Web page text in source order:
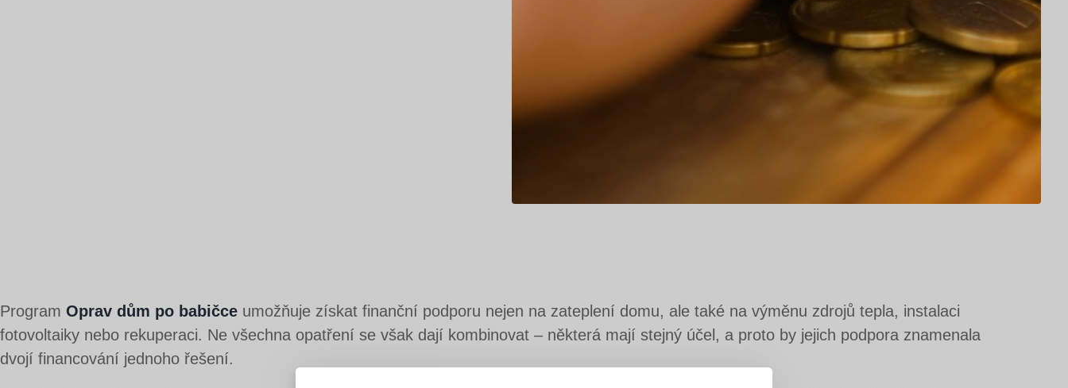
Program Oprav dům po babičce umožňuje získat finanční podporu nejen na zateplení domu, ale také na výměnu zdrojů tepla, instalaci
fotovoltaiky nebo rekuperaci. Ne všechna opatření se však dají kombinovat – některá mají stejný účel, a proto by jejich podpora znamenala
dvojí financování jednoho řešení.